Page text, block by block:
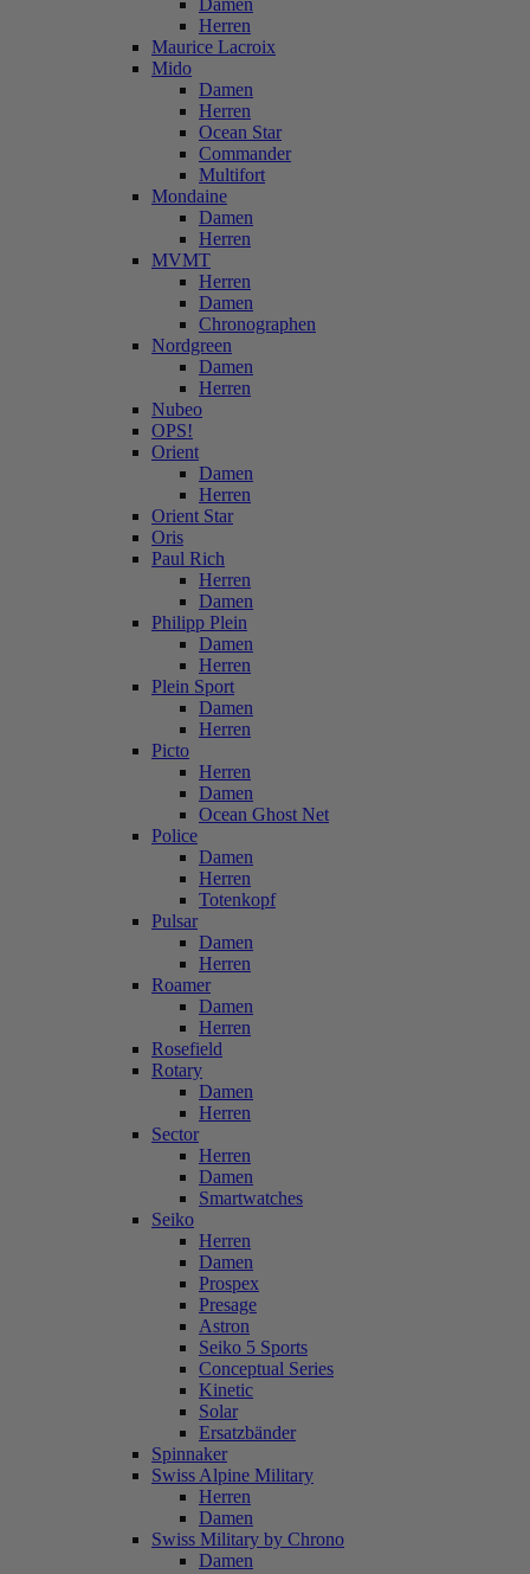
Damen
Herren
Maurice Lacroix
Mido
Damen
Herren
Ocean Star
Commander
Multifort
Mondaine
Damen
Herren
MVMT
Herren
Damen
Chronographen
Nordgreen
Damen
Herren
Nubeo
OPS!
Orient
Damen
Herren
Orient Star
Oris
Paul Rich
Herren
Damen
Philipp Plein
Damen
Herren
Plein Sport
Damen
Herren
Picto
Herren
Damen
Ocean Ghost Net
Police
Damen
Herren
Totenkopf
Pulsar
Damen
Herren
Roamer
Damen
Herren
Rosefield
Rotary
Damen
Herren
Sector
Herren
Damen
Smartwatches
Seiko
Herren
Damen
Prospex
Presage
Astron
Seiko 5 Sports
Conceptual Series
Kinetic
Solar
Ersatzbänder
Spinnaker
Swiss Alpine Military
Herren
Damen
Swiss Military by Chrono
Damen